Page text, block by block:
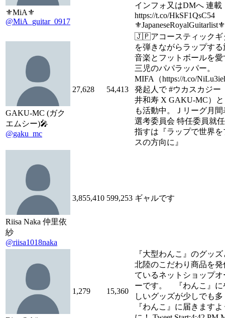
⚜MiA⚜
@MiA_guitar_0917
インフォ又はDMへ 連載
https://t.co/HkSF1QsC54
⚜JapaneseRoyalGuitarlist⚜
GAKU-MC (ガク
エムシー)🎤
@gaku_mc
27,628 54,413
🇯🇵アコースティックギ
を弾きながらラップする
音楽とフットボールを愛
三児のパパラッパー。
MIFA（https://t.co/
発起人で #ウカスカジー
井和寿 X GAKU-MC）
も活動中。Ｊリーグ月間
選考委員会 特任委員就
指すは『ラップで世界を
スの方向に』
Riisa Naka 仲里依
紗
@riisa1018naka
3,855,410 599,253 ギャルです
1,279 15,360
『大型わんこ』のグッ
北陸のこだわり商品を発
ているネットショップオ
ーです。 『わんこ』に
しいグッズが少しでも多
『わんこ』に届きますよ